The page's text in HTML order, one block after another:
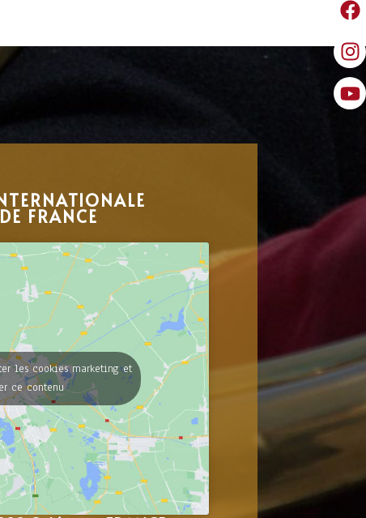
FRANCE
les cookies marketing et
ce contenu